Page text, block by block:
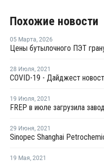
Похожие новости
05 Марта, 2026
28 Июля, 2021
COVID-19 - Дайджест
19 Июля, 2021
29 Июня, 2021
19 Мая, 2021